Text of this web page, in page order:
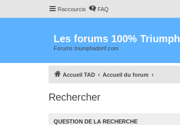
Raccourcis FAQ
Les forums 100% Triumph
Forums triumphadonf.com
Accueil TAD Accueil du forum
Rechercher
QUESTION DE LA RECHERCHE